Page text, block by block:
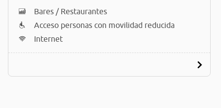
Bares / Restaurantes
Acceso personas con movilidad reducida
Internet